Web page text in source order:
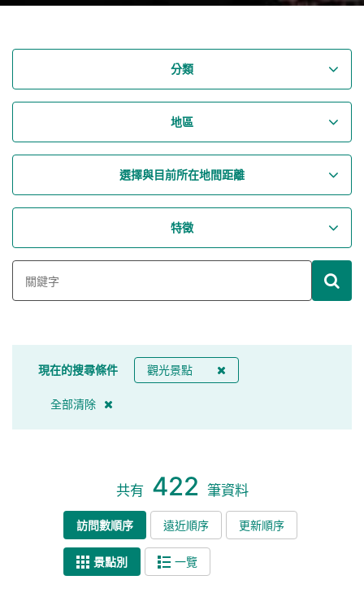
分類
地區
選擇與目前所在地間距離
特徵
現在的搜尋條件 觀光景點
全部清除
共有 422 筆資料
訪問數順序 遠近順序 更新順序
景點別 一覽